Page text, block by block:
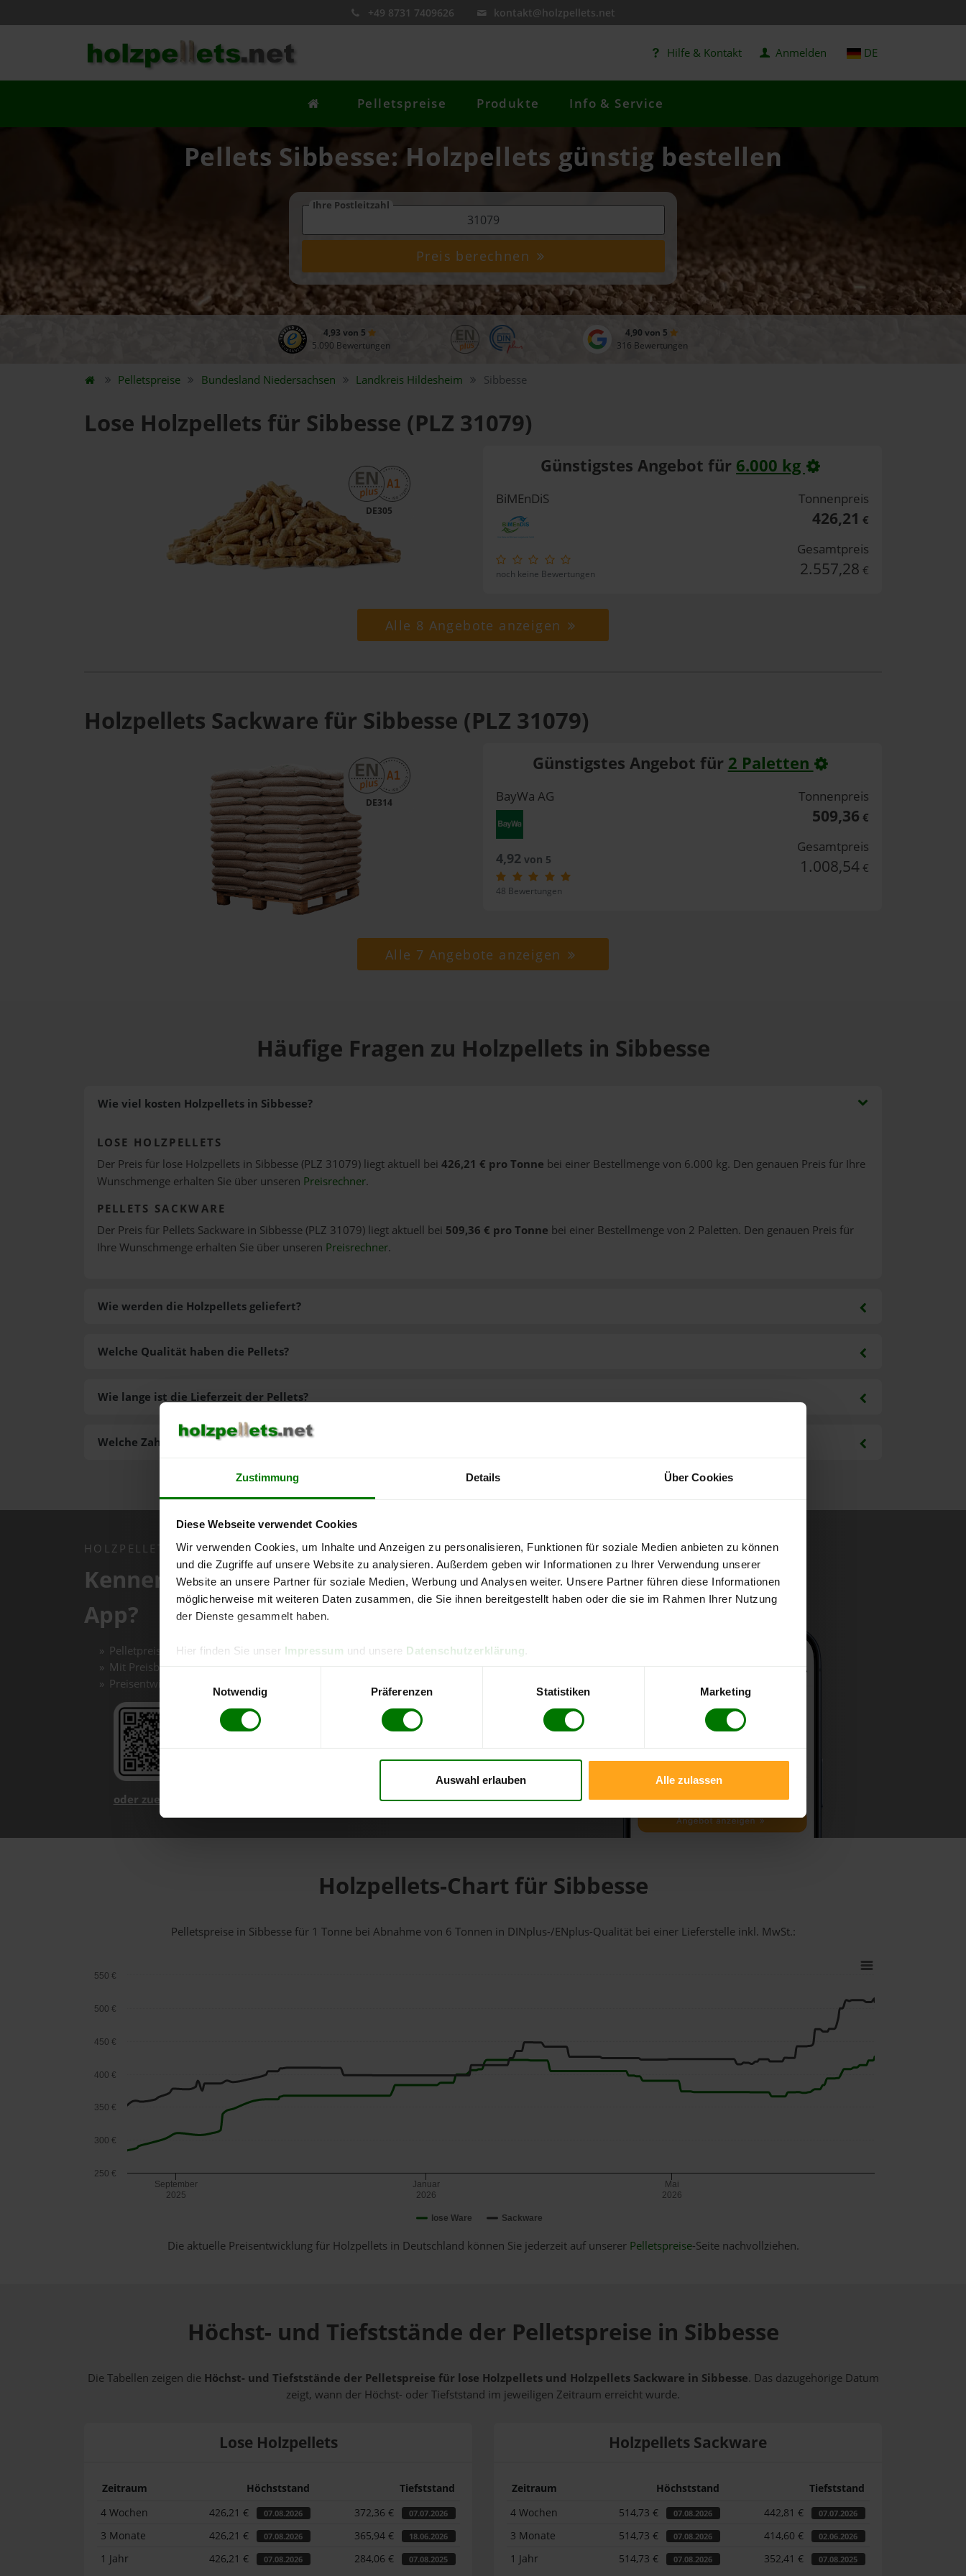
Zustimmung Details Über Cookies
Diese Webseite verwendet Cookies
Wir verwenden Cookies, um Inhalte und Anzeigen zu personalisieren, Funktionen für soziale Medien anbieten zu können
und die Zugriffe auf unsere Website zu analysieren. Außerdem geben wir Informationen zu Ihrer Verwendung unserer
Website an unsere Partner für soziale Medien, Werbung und Analysen weiter. Unsere Partner führen diese Informationen
möglicherweise mit weiteren Daten zusammen, die Sie ihnen bereitgestellt haben oder die sie im Rahmen Ihrer Nutzung
der Dienste gesammelt haben.
Hier finden Sie unser Impressum und unsere Datenschutzerklärung
Notwendig
Präferenzen Statistiken Marketing
Auswahl erlauben Alle zulassen
+49 8731 7409626 kontakt@holzpellets.net
Hilfe & Kontakt Anmelden DE
Pelletspreise Produkte Info & Service
Pellets Sibbesse: Holzpellets günstig bestellen
Ihre Postleitzahl
Preis berechnen
4,93 von 5
5.090 Bewertungen
4,90 von 5
316 Bewertungen
Pelletspreise Bundesland Niedersachsen Landkreis Hildesheim Sibbesse
Lose Holzpellets für Sibbesse (PLZ 31079)
DE305
Günstigstes Angebot für 6.000 kg
BiMEnDiS
noch keine Bewertungen
Tonnenpreis
426,21 €
Gesamtpreis
2.557,28 €
Alle 8 Angebote anzeigen
Holzpellets Sackware für Sibbesse (PLZ 31079)
DE314
Günstigstes Angebot für 2 Paletten
BayWa AG
4,92von 5
48 Bewertungen
Tonnenpreis
509,36 €
Gesamtpreis
1.008,54 €
Alle 7 Angebote anzeigen
Häufige Fragen zu Holzpellets in Sibbesse
Wie viel kosten Holzpellets in Sibbesse?
LOSE HOLZPELLETS
Der Preis für lose Holzpellets in Sibbesse (PLZ 31079) liegt aktuell bei 426,21 € pro Tonne bei einer Bestellmenge von 6.000 kg. Den genauen Preis für Ihre
Wunschmenge erhalten Sie über unseren Preisrechner.
PELLETS SACKWARE
Der Preis für Pellets Sackware in Sibbesse (PLZ 31079) liegt aktuell bei 509,36 € pro Tonne bei einer Bestellmenge von 2 Paletten. Den genauen Preis für
Ihre Wunschmenge erhalten Sie über unseren Preisrechner.
Wie werden die Holzpellets geliefert?
Welche Zahlungsarten gibt es?
Welche Qualität haben die Pellets?
Wie lange ist die Lieferzeit der Pellets?
HOLZPELLETS.NET APP
Kennen Sie schon unsere kostenlose
App?
Pelletpreise mit einem Klick vergleichen und direkt online bestellen
Mit Preisbenachrichtigungen immer auf dem aktuellen Stand
Preisentwicklungen im Chart einfach nachverfolgen
oder zuerst mehr über unsere App erfahren
Holzpellets-Chart für Sibbesse
Pelletspreise in Sibbesse für 1 Tonne bei Abnahmevon 6 Tonnen in DINplus-/ENplus-Qualität bei einer Lieferstelle inkl. MwSt.:
lose Ware Sackware
September
2025
Januar
2026
Mai
2026
250 €
300 €
350 €
400 €
450 €
500 €
550 €
Die aktuelle Preisentwicklung für Holzpellets in Deutschland können Sie jederzeit auf unserer Pelletspreise-Seite nachvollziehen.
Höchst- und Tiefststände der Pelletspreise in Sibbesse
Die Tabellen zeigen die Höchst- und Tiefststände der Pelletspreise für lose Holzpellets und Holzpellets Sackware in Sibbesse. Das dazugehörige Datum
zeigt, wann der Höchst- oder Tiefststand im jeweiligen Zeitraum erreicht wurde.
Lose Holzpellets
Zeitraum Höchststand
Tiefststand
4 Wochen
426,21 € 07.08.2026 372,36 € 07.07.2026
3 Monate 426,21 € 07.08.2026 365,94 € 18.06.2026
1 Jahr 426,21 € 07.08.2026 284,06 € 07.08.2025
Holzpellets Sackware
Zeitraum Höchststand
Tiefststand
4 Wochen
514,73 € 07.08.2026 442,81 € 07.07.2026
3 Monate 514,73 € 07.08.2026 414,60 € 02.06.2026
1 Jahr 514,73 € 07.08.2026 352,41 € 07.08.2025